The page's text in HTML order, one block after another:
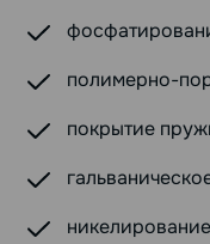
полимерно-
покрытие